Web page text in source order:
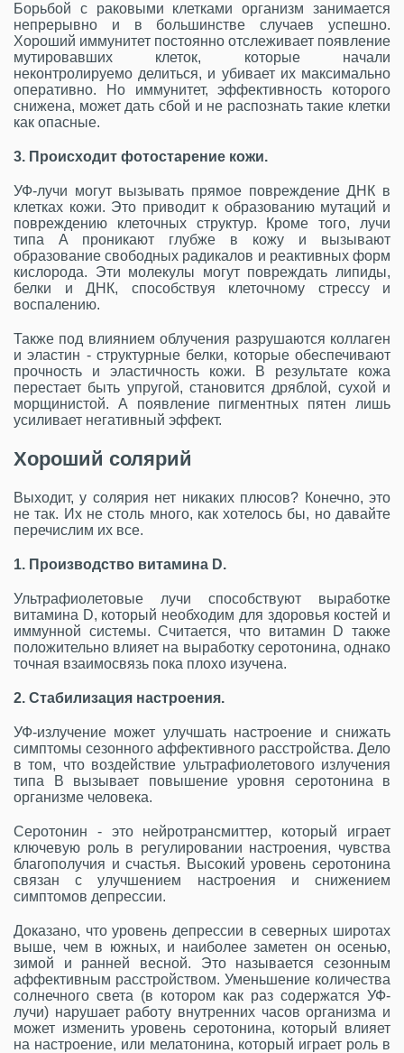
Борьбой с раковыми клетками организм занимается
непрерывно и в большинстве случаев успешно.
Хороший иммунитет постоянно отслеживает появление
мутировавших клеток, которые начали
неконтролируемо делиться, и убивает их максимально
оперативно. Но иммунитет, эффективность которого
снижена, может дать сбой и не распознать такие клетки
как опасные.
3. Происходит фотостарение кожи.
УФ-лучи могут вызывать прямое повреждение ДНК в
клетках кожи. Это приводит к образованию мутаций и
повреждению клеточных структур. Кроме того, лучи
типа A проникают глубже в кожу и вызывают
образование свободных радикалов и реактивных форм
кислорода. Эти молекулы могут повреждать липиды,
белки и ДНК, способствуя клеточному стрессу и
воспалению.
Также под влиянием облучения разрушаются коллаген
и эластин - структурные белки, которые обеспечивают
прочность и эластичность кожи. В результате кожа
перестает быть упругой, становится дряблой, сухой и
морщинистой. А появление пигментных пятен лишь
усиливает негативный эффект.
Хороший солярий
Выходит, у солярия нет никаких плюсов? Конечно, это
не так. Их не столь много, как хотелось бы, но давайте
перечислим их все.
1. Производство витамина D.
Ультрафиолетовые лучи способствуют выработке
витамина D, который необходим для здоровья костей и
иммунной системы. Считается, что витамин D также
положительно влияет на выработку серотонина, однако
точная взаимосвязь пока плохо изучена.
2. Стабилизация настроения.
УФ-излучение может улучшать настроение и снижать
симптомы сезонного аффективного расстройства. Дело
в том, что воздействие ультрафиолетового излучения
типа B вызывает повышение уровня серотонина в
организме человека.
Серотонин - это нейротрансмиттер, который играет
ключевую роль в регулировании настроения, чувства
благополучия и счастья. Высокий уровень серотонина
связан с улучшением настроения и снижением
симптомов депрессии.
Доказано, что уровень депрессии в северных широтах
выше, чем в южных, и наиболее заметен он осенью,
зимой и ранней весной. Это называется сезонным
аффективным расстройством. Уменьшение количества
солнечного света (в котором как раз содержатся УФ-
лучи) нарушает работу внутренних часов организма и
может изменить уровень серотонина, который влияет
на настроение, или мелатонина, который играет роль в